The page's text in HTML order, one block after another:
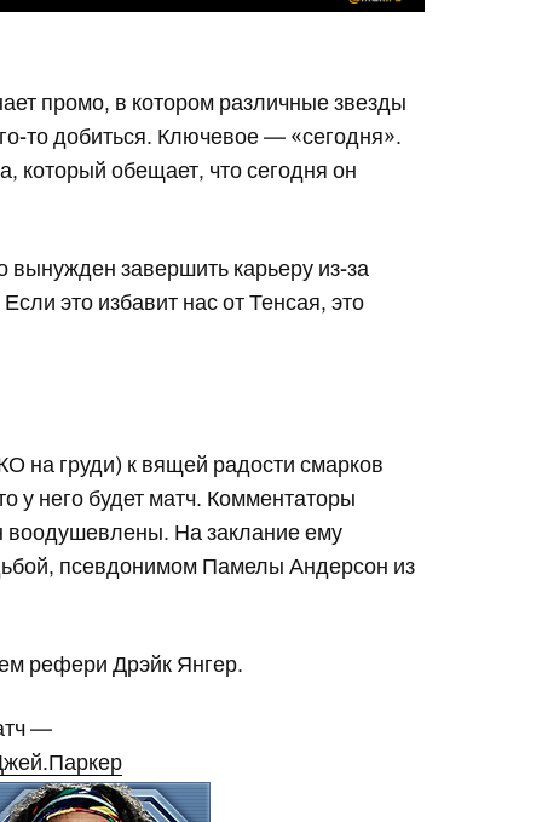
промо, в котором различные звезды
то добиться. Ключевое — «сегодня».
который обещает, что сегодня он
вынужден завершить карьеру из-за
это избавит нас от Тенсая, это
на груди) к вящей радости смарков
у него будет матч. Комментаторы
воодушевлены. На заклание ему
псевдонимом Памелы Андерсон из
рефери Дрэйк Янгер.
—